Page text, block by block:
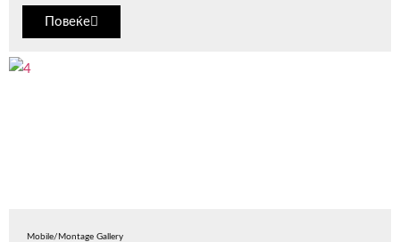
Повеќе
Mobile/Montage Gallery